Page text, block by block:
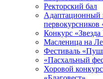
Ректорский бал
Адаптационный
первокурсников
Конкурс
Масленица на
Фестиваль
«Пасхальный
Хоровой